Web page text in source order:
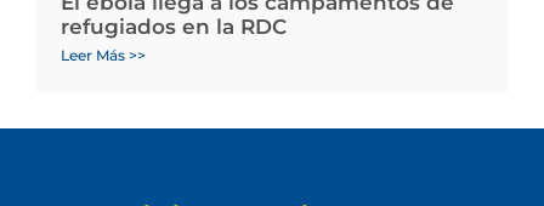
refugiados en la RDC
Leer Más >>